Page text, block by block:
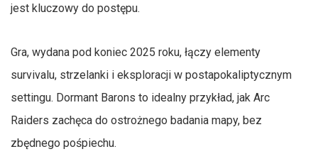
jest kluczowy do postępu.
Gra, wydana pod koniec 2025 roku, łączy elementy
survivalu, strzelanki i eksploracji w postapokaliptycznym
settingu. Dormant Barons to idealny przykład, jak Arc
Raiders zachęca do ostrożnego badania mapy, bez
zbędnego pośpiechu.